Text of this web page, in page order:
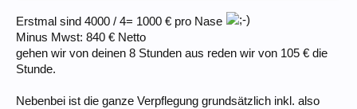
Geld.
Die An- und Abfahrt, ach ja, auch wieder Geld
Wenn man jetzt sagt, man macht das nur, um sich sein kostspieliges
Hobby ein wenig zu finanzieren, dann geht die Rechnung natürlich
Erstmal sind 4000 / 4= 1000 € pro Nase
Minus Mwst: 840 € Netto
gehen wir von deinen 8 Stunden aus reden wir von 105 € die
Stunde.
Nebenbei ist die ganze Verpflegung grundsätzlich inkl. also